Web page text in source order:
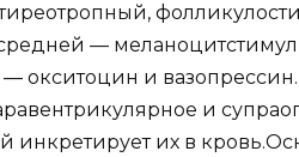
—
окситоцин и
и
инкретирует их в